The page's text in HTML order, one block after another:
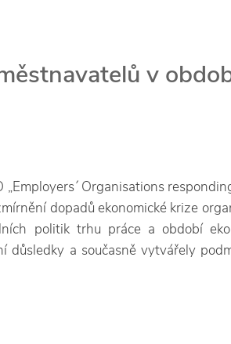
v
„Employers´ Organisations
dopadů ekonomické krize
politik trhu práce a období
důsledky a současně vytvářely